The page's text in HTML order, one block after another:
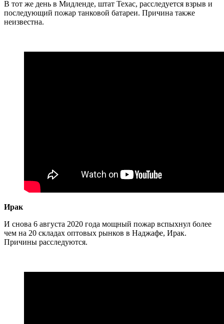
В тот же день в Мидленде, штат Техас, расследуется взрыв и
последующий пожар танковой батареи. Причина также
неизвестна.
Ирак
И снова 6 августа 2020 года мощный пожар вспыхнул более
чем на 20 складах оптовых рынков в Наджафе, Ирак.
Причины расследуются.